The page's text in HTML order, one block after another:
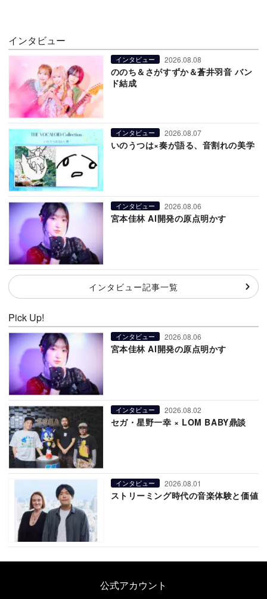
インタビュー
インタビュー 2026.08.08
ののち＆さがすずか＆蒼井羽音 バン
ド結成
インタビュー 2026.08.07
いのうつは×奏が語る、音割れの美学
インタビュー 2026.08.06
宮本佳林 AI開発の原点明かす
インタビュー記事一覧
Pick Up!
インタビュー 2026.08.06
宮本佳林 AI開発の原点明かす
インタビュー 2026.08.02
セガ・星野一幸 × LOM BABY鼎談
インタビュー 2026.08.01
ストリーミング時代の音楽体験と価値
公式アカウント